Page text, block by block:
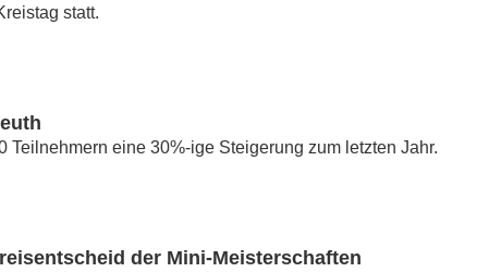
statt.
Teilnehmern eine 30%-ige Steigerung zum letzten Jahr.
der Mini-Meisterschaften